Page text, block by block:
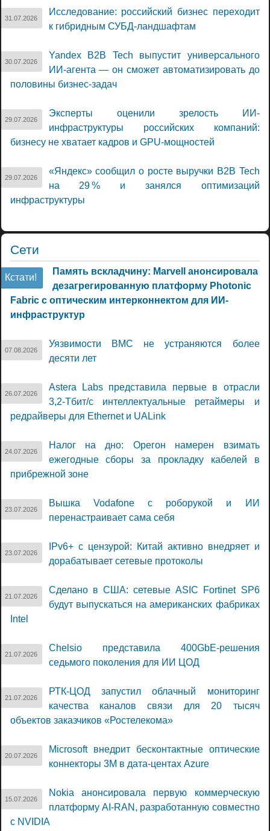
31.07.2026
Исследование: российский бизнес переходит
к гибридным СУБД-ландшафтам
30.07.2026
Yandex B2B Tech выпустит универсального
ИИ-агента — он сможет автоматизировать до
половины бизнес-задач
29.07.2026
Эксперты оценили зрелость ИИ-
инфраструктуры российских компаний:
бизнесу не хватает кадров и GPU-мощностей
29.07.2026
«Яндекс» сообщил о росте выручки B2B Tech
на 29 % и занялся оптимизаций
инфраструктуры
Сети
Кстати!
Память вскладчину: Marvell анонсировала
дезагрегированную платформу Photonic
Fabric с оптическим интерконнектом для ИИ-
инфраструктур
07.08.2026
Уязвимости BMC не устраняются более
десяти лет
26.07.2026
Astera Labs представила первые в отрасли
3,2-Тбит/с интеллектуальные ретаймеры и
редрайверы для Ethernet и UALink
24.07.2026
Налог на дно: Орегон намерен взимать
ежегодные сборы за прокладку кабелей в
прибрежной зоне
23.07.2026
Вышка Vodafone с роборукой и ИИ
перенастраивает сама себя
23.07.2026
IPv6+ с цензурой: Китай активно внедряет и
дорабатывает сетевые протоколы
21.07.2026
Сделано в США: сетевые ASIC Fortinet SP6
будут выпускаться на американских фабриках
Intel
21.07.2026
Chelsio представила 400GbE-решения
седьмого поколения для ИИ ЦОД
21.07.2026
РТК-ЦОД запустил облачный мониторинг
качества каналов связи для 20 тысяч
объектов заказчиков «Ростелекома»
20.07.2026
Microsoft внедрит бесконтактные оптические
коннекторы 3M в дата-центах Azure
15.07.2026
Nokia анонсировала первую коммерческую
платформу AI-RAN, разработанную совместно
с NVIDIA